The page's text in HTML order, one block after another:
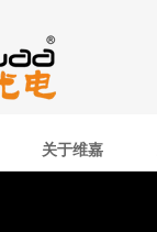
关于维嘉